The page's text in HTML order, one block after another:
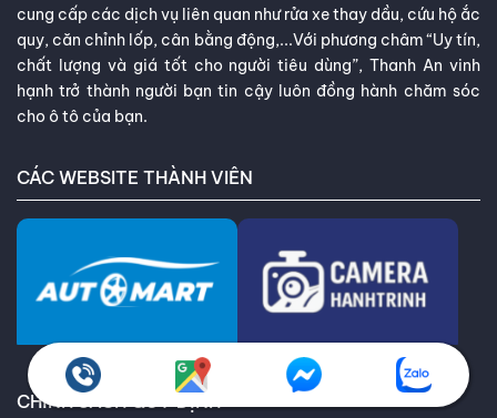
cung cấp các dịch vụ liên quan như rửa xe thay dầu, cứu hộ ắc
quy, căn chỉnh lốp, cân bằng động,...Với phương châm “Uy tín,
chất lượng và giá tốt cho người tiêu dùng”, Thanh An vinh
hạnh trở thành người bạn tin cậy luôn đồng hành chăm sóc
cho ô tô của bạn.
CÁC WEBSITE THÀNH VIÊN
CHÍNH SÁCH QUY ĐỊNH